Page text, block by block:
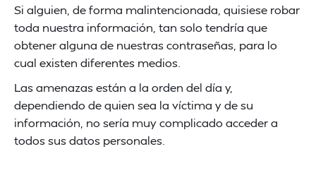
Si alguien, de forma malintencionada, quisiese robar
toda nuestra información, tan solo tendría que
obtener alguna de nuestras contraseñas, para lo
cual existen diferentes medios.
Las amenazas están a la orden del día y,
dependiendo de quien sea la víctima y de su
información, no sería muy complicado acceder a
todos sus datos personales.